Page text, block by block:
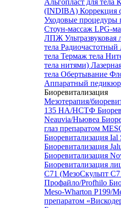
Альгопласт для тела
(INDIBA) Коррекция
Уходовые процедуры
Стоун-массаж LPG-
ЛПЖ Ультразвуковая
тела
тела Термаж тела
тела нитями)
тела Обертывание
Аппаратный педикюр
Биоревитализация
Мезотерапия/
135 HA/НСТФ
Neauvia/Ньювеа
глаз препаратом
Биоревитализация
Биоревитализация
Биоревитализация
Биоревитализация
C71 (МезоСкульпт
Профайло/Profhilo
Meso-Wharton P199/
препаратом